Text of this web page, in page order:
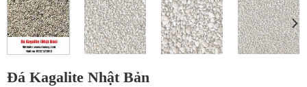
Đá Kagalite Nhật Bản